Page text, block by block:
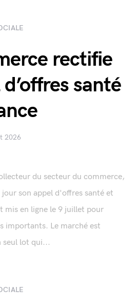
rectifie
santé
2026
du secteur du commerce,
son appel d'offres santé et
mis en ligne le 9 juillet pour
importants. Le marché est
lot qui...